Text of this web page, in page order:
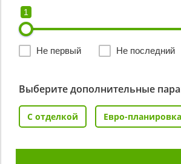
1
Не первый Не последний
Выберите дополнительные
С отделкой Евро-планировка